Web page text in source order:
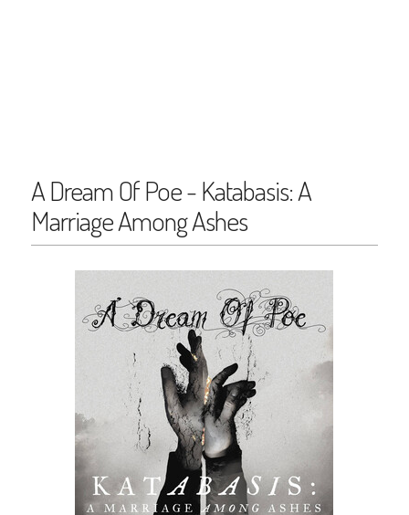
A Dream Of Poe - Katabasis: A
Marriage Among Ashes